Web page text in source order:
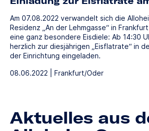
Am 07.08.2022 verwandelt sich die
Residenz „An der Lehmgasse“ in
eine ganz besondere Eisdiele: Ab 14:30
herzlich zur diesjährigen „Eisflatrate“ in
der Einrichtung eingeladen.
08.06.2022 | Frankfurt/Oder
Aktuelles aus